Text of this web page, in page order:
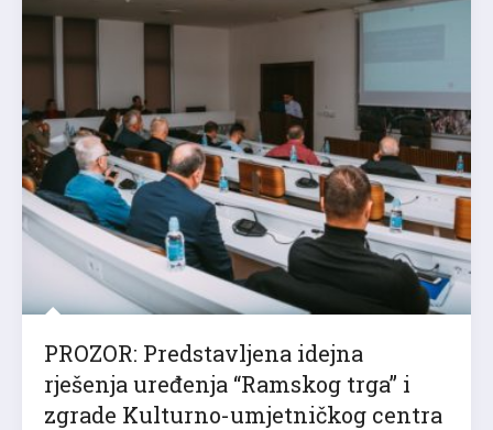
PROZOR: Predstavljena idejna
rješenja uređenja “Ramskog trga” i
zgrade Kulturno-umjetničkog centra